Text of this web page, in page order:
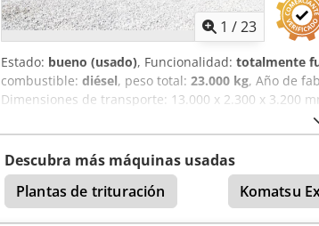
1 /23
Estado: bueno (usado), Funcionalidad: totalmente
combustible: diésel, peso total: 23.000 kg, Año de
Dimensiones de transporte: 13.000 x 2.300 x 3.200
superior: 3.660 x 1.370 mm Fabricante/tipo del
de 2 niveles Volumen de la tolva de alimentación:
parte inferior: 3.460 x 1.370 mm
Descubra más máquinas usadas
Plantas de trituración
Komatsu